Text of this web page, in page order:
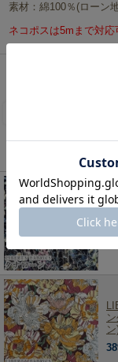
素材：綿100％(ローン
ネコポスは5mまで対応
リバティ・ファブリックス、
> LIBERTY
Wild Flowers＞(ワイルド・フ
この商品を見た人は、
フ